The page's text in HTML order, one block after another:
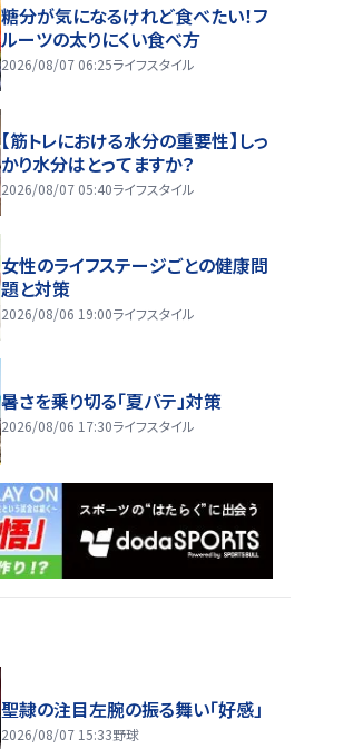
糖分が気になるけれど食べたい！フ
ルーツの太りにくい食べ方
2026/08/07 06:25ライフスタイル
【筋トレにおける水分の重要性】しっ
かり水分はとってますか？
2026/08/07 05:40ライフスタイル
女性のライフステージごとの健康問
題と対策
2026/08/06 19:00ライフスタイル
暑さを乗り切る「夏バテ」対策
2026/08/06 17:30ライフスタイル
聖隷の注目左腕の振る舞い「好感」
2026/08/07 15:33野球